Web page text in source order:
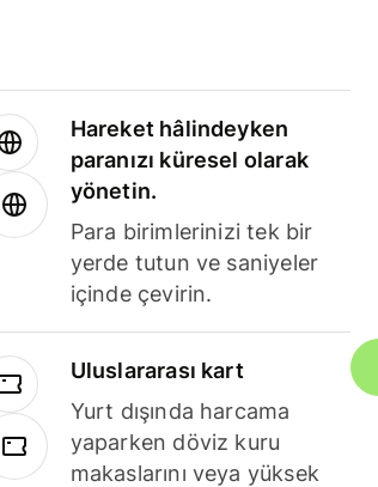
Hareket hâlindeyken
paranızı küresel olarak
yönetin.
Para birimlerinizi tek bir
yerde tutun ve saniyeler
içinde çevirin.
Uluslararası kart
Yurt dışında harcama
yaparken döviz kuru
makaslarını veya yüksek